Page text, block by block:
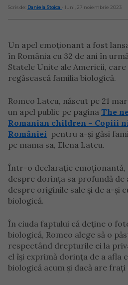
Scris de: Daniela Stoica - luni, 27 noiembrie 2023
Un apel emoționant a fost
în România cu 32 de ani în
Statele Unite ale Americii,
regăsească familia biologică.
Romeo Latcu, născut pe 21
un apel public pe pagina The
Romanian children – Copiii
României pentru a-și găsi
pe mama sa, Elena Latcu.
Într-o declarație emoționantă,
despre dorința sa profundă de
despre originile sale și de a-și
biologică.
În ciuda faptului că deține o
biologică, Romeo alege să o
respectând drepturile ei la
el își exprimă dorința de a afla
biologică acum și dacă are frați